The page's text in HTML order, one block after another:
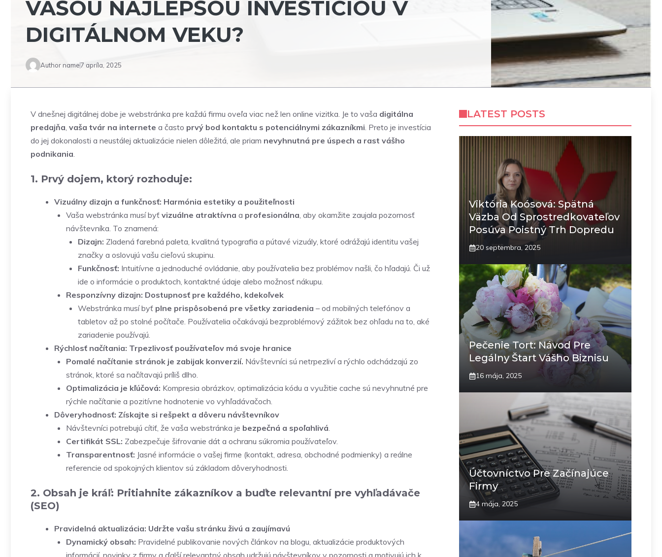
VAŠOU NAJLEPŠOU INVESTÍCIOU V
DIGITÁLNOM VEKU?
Author name7 apríla, 2025
V dnešnej digitálnej dobe je webstránka pre každú firmu oveľa viac než len online vizitka. Je to vaša digitálna
predajňa, vaša tvár na internete a často prvý bod kontaktu s potenciálnymi zákazníkmi. Preto je investícia
do jej dokonalosti a neustálej aktualizácie nielen dôležitá, ale priam nevyhnutná pre úspech a rast vášho
podnikania.
1. Prvý dojem, ktorý rozhoduje:
Vizuálny dizajn a funkčnosť: Harmónia estetiky a použiteľnosti
Vaša webstránka musí byť vizuálne atraktívna a profesionálna, aby okamžite zaujala pozornosť
návštevníka. To znamená:
Dizajn: Zladená farebná paleta, kvalitná typografia a pútavé vizuály, ktoré odrážajú identitu vašej
značky a oslovujú vašu cieľovú skupinu.
Funkčnosť: Intuitívne a jednoduché ovládanie, aby používatelia bez problémov našli, čo hľadajú. Či už
ide o informácie o produktoch, kontaktné údaje alebo možnosť nákupu.
Responzívny dizajn: Dostupnosť pre každého, kdekoľvek
Webstránka musí byť plne prispôsobená pre všetky zariadenia – od mobilných telefónov a
tabletov až po stolné počítače. Používatelia očakávajú bezproblémový zážitok bez ohľadu na to, aké
zariadenie používajú.
Rýchlosť načítania: Trpezlivosť používateľov má svoje hranice
Pomalé načítanie stránok je zabijak konverzií. Návštevníci sú netrpezliví a rýchlo odchádzajú zo
stránok, ktoré sa načítavajú príliš dlho.
Optimalizácia je kľúčová: Kompresia obrázkov, optimalizácia kódu a využitie cache sú nevyhnutné pre
rýchle načítanie a pozitívne hodnotenie vo vyhľadávačoch.
Dôveryhodnosť: Získajte si rešpekt a dôveru návštevníkov
Návštevníci potrebujú cítiť, že vaša webstránka je bezpečná a spoľahlivá.
Certifikát SSL: Zabezpečuje šifrovanie dát a ochranu súkromia používateľov.
Transparentnosť: Jasné informácie o vašej firme (kontakt, adresa, obchodné podmienky) a reálne
referencie od spokojných klientov sú základom dôveryhodnosti.
2. Obsah je kráľ: Pritiahnite zákazníkov a buďte relevantní pre vyhľadávače
(SEO)
Pravidelná aktualizácia: Udržte vašu stránku živú a zaujímavú
Dynamický obsah: Pravidelné publikovanie nových článkov na blogu, aktualizácie produktových
informácií, novinky z firmy a ďalší relevantný obsah udržujú návštevníkov v pozornosti a motivujú ich k
LATEST POSTS
Viktória Koósová: Spätná
Väzba Od Sprostredkovateľov
Posúva Poistný Trh Dopredu
20 septembra, 2025
Pečenie Tort: Návod Pre
Legálny Štart Vášho Biznisu
16 mája, 2025
Účtovníctvo Pre Začínajúce
Firmy
4 mája, 2025